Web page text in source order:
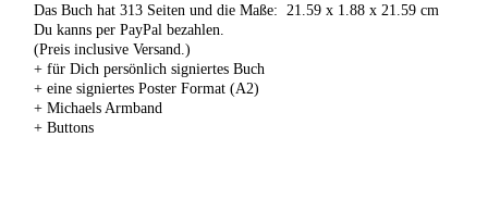
Das Buch hat 313 Seiten und die Maße: ‎ 21.59 x 1.88 x 21.59 cm
Du kanns per PayPal bezahlen.
(Preis inclusive Versand.)
+ für Dich persönlich signiertes Buch
+ eine signiertes Poster Format (A2)
+ Michaels Armband
+ Buttons